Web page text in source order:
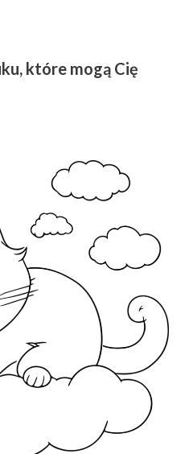
które mogą Cię